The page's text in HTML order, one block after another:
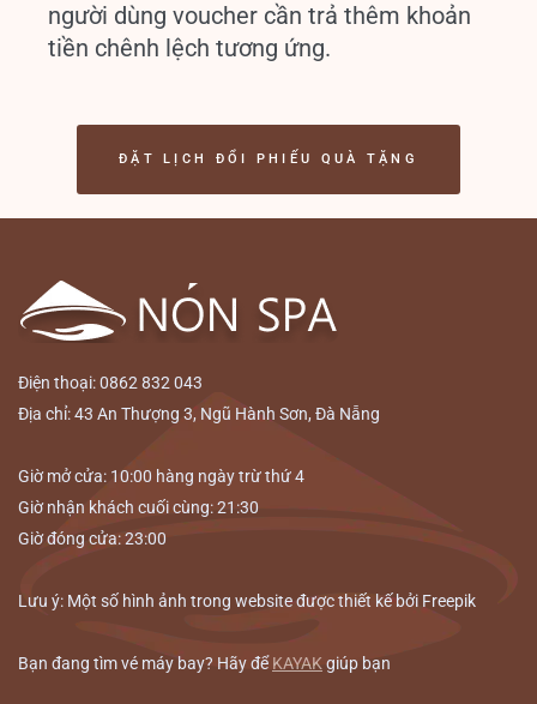
người dùng voucher cần trả thêm khoản
tiền chênh lệch tương ứng.
ĐẶT LỊCH ĐỔI PHIẾU QUÀ TẶNG
Điện thoại: 0862 832 043
Địa chỉ: 43 An Thượng 3, Ngũ Hành Sơn, Đà Nẵng
Giờ mở cửa: 10:00 hàng ngày trừ thứ 4
Giờ nhận khách cuối cùng: 21:30
Giờ đóng cửa: 23:00
Lưu ý: Một số hình ảnh trong website được thiết kế bởi Freepik
Bạn đang tìm vé máy bay? Hãy đểKAYAKgiúp bạn